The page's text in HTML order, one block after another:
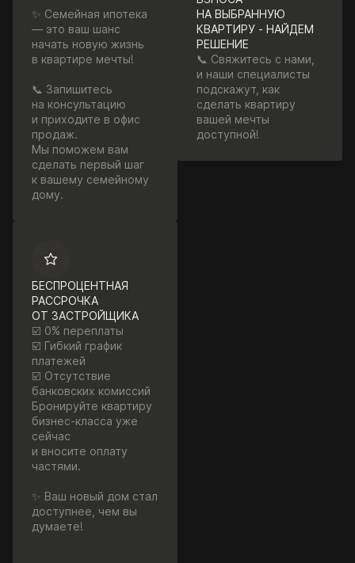
✨ Семейная ипотека
— это ваш шанс
начать новую жизнь
в квартире мечты!
📞 Запишитесь
на консультацию
и приходите в офис
продаж.
Мы поможем вам
сделать первый шаг
к вашему семейному
дому.
БЕСПРОЦЕНТНАЯ
РАССРОЧКА
ОТ ЗАСТРОЙЩИКА
☑️ 0% переплаты
☑️ Гибкий график
платежей
☑️ Отсутствие
банковских комиссий
Бронируйте квартиру
бизнес-класса уже
сейчас
и вносите оплату
частями.
✨ Ваш новый дом стал
доступнее, чем вы
думаете!
НА ВЫБРАННУЮ
КВАРТИРУ - НАЙДЕМ
РЕШЕНИЕ
📞 Свяжитесь с нами,
и наши специалисты
подскажут, как
сделать квартиру
вашей мечты
доступной!